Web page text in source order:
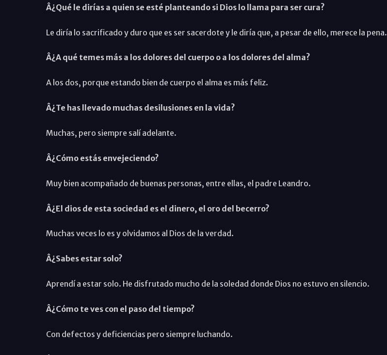
Â¿Qué le dirías a quien se esté planteando si Dios lo llama para ser cura?
Le diría lo sacrificado y duro que es ser sacerdote y le diría que, a pesar de ello, merece la pena.
Â¿A qué temes más a los dolores del cuerpo o a los dolores del alma?
A los dos, porque estando bien de cuerpo el alma es más feliz.
Â¿Te has llevado muchas desilusiones en la vida?
Muchas, pero siempre salí adelante.
Â¿Cómo estás envejeciendo?
Muy bien acompañado de buenas personas, entre ellas, el padre Leandro.
Â¿El dios de esta sociedad es el dinero, el oro del becerro?
Muchas veces lo es y olvidamos al Dios de la verdad.
Â¿Sabes estar solo?
Aprendí a estar solo. He disfrutado mucho de la soledad donde Dios no estuvo en silencio.
Â¿Cómo te ves con el paso del tiempo?
Con defectos y deficiencias pero siempre luchando.